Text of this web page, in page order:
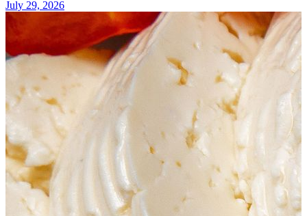
July 29, 2026